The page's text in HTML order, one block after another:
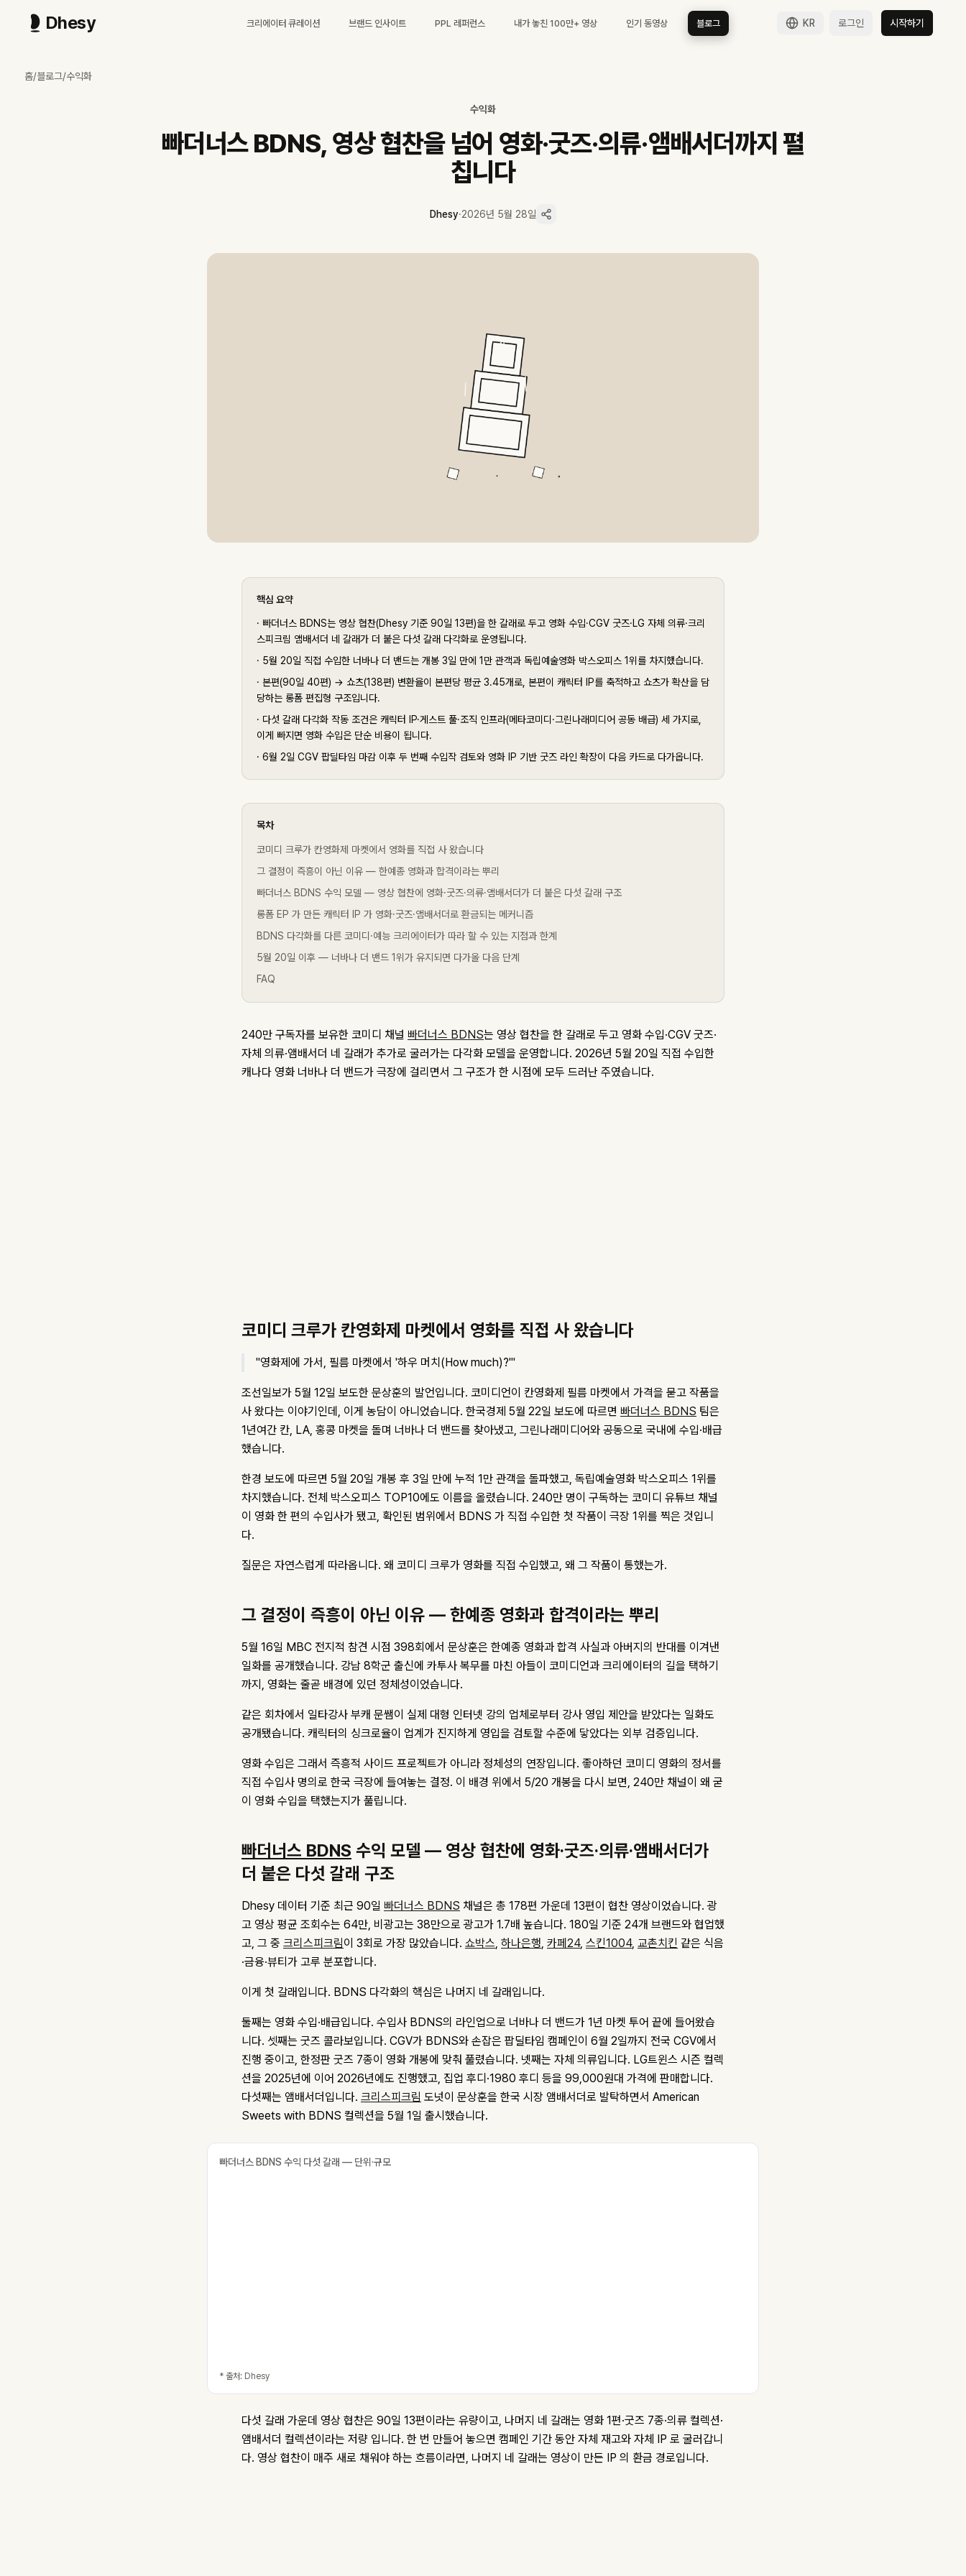
Dhesy 크리에이터 큐레이션 브랜드 인사이트 PPL 레퍼런스 내가 놓친 100만+ 영상 인기 동영상 블로그 KR 로그인 시작하기
240만 코미디 채널 빠더너스가 칸 마켓에서 영화를 직접 수입했습니다. 5월 20일 너바나 더 밴드 개봉을 분기점으로 영상 협찬·영화·CGV 굿즈·LG 의류·크리스피크림 앰배서더 다섯 갈래가 동시에 굴러간 BDNS 다
5월 20일 직접 수입한 너바나 더 밴드는 개봉 3일 만에 1만 관객과 독립예술영화 박스오피스 1위를 차지했습니다.
다섯 갈래 다각화 작동 조건은 캐릭터 IP·게스트 풀·조직 인프라(메타코미디·그린나래미디어 공동 배급) 세 가지로, 이게 빠지면 영화 수입은 단순 비용이 됩니다.
6월 2일 CGV 팝딜타임 마감 이후 두 번째 수입작 검토와 영화 IP 기반 굿즈 라인 확장이 다음 카드로 다가옵니다.
홈/블로그/수익화
수익화
빠더너스 BDNS, 영상 협찬을 넘어 영화·굿즈·의류·앰배서더까지 펼
칩니다
Dhesy·2026년 5월 28일
핵심 요약
· 빠더너스 BDNS는 영상 협찬(Dhesy 기준 90일 13편)을 한 갈래로 두고 영화 수입·CGV 굿즈·LG 자체 의류·크리
스피크림 앰배서더 네 갈래가 더 붙은 다섯 갈래 다각화로 운영됩니다.
· 5월 20일 직접 수입한 너바나 더 밴드는 개봉 3일 만에 1만 관객과 독립예술영화 박스오피스 1위를 차지했습니다.
· 본편(90일 40편) → 쇼츠(138편) 변환율이 본편당 평균 3.45개로, 본편이 캐릭터 IP를 축적하고 쇼츠가 확산을 담
당하는 롱폼 편집형 구조입니다.
· 다섯 갈래 다각화 작동 조건은 캐릭터 IP·게스트 풀·조직 인프라(메타코미디·그린나래미디어 공동 배급) 세 가지로,
이게 빠지면 영화 수입은 단순 비용이 됩니다.
· 6월 2일 CGV 팝딜타임 마감 이후 두 번째 수입작 검토와 영화 IP 기반 굿즈 라인 확장이 다음 카드로 다가옵니다.
목차
코미디 크루가 칸영화제 마켓에서 영화를 직접 사 왔습니다
그 결정이 즉흥이 아닌 이유 — 한예종 영화과 합격이라는 뿌리
빠더너스 BDNS 수익 모델 — 영상 협찬에 영화·굿즈·의류·앰배서더가 더 붙은 다섯 갈래 구조
롱폼 EP 가 만든 캐릭터 IP 가 영화·굿즈·앰배서더로 환금되는 메커니즘
BDNS 다각화를 다른 코미디·예능 크리에이터가 따라 할 수 있는 지점과 한계
5월 20일 이후 — 너바나 더 밴드 1위가 유지되면 다가올 다음 단계
FAQ
240만 구독자를 보유한 코미디 채널 빠더너스 BDNS는 영상 협찬을 한 갈래로 두고 영화 수입·CGV 굿즈·
자체 의류·앰배서더 네 갈래가 추가로 굴러가는 다각화 모델을 운영합니다. 2026년 5월 20일 직접 수입한
캐나다 영화 너바나 더 밴드가 극장에 걸리면서 그 구조가 한 시점에 모두 드러난 주였습니다.
코미디 크루가 칸영화제 마켓에서 영화를 직접 사 왔습니다
"영화제에 가서, 필름 마켓에서 '하우 머치(How much)?'"
조선일보가 5월 12일 보도한 문상훈의 발언입니다. 코미디언이 칸영화제 필름 마켓에서 가격을 묻고 작품을
사 왔다는 이야기인데, 이게 농담이 아니었습니다. 한국경제 5월 22일 보도에 따르면 빠더너스 BDNS 팀은
1년여간 칸, LA, 홍콩 마켓을 돌며 너바나 더 밴드를 찾아냈고, 그린나래미디어와 공동으로 국내에 수입·배급
했습니다.
한경 보도에 따르면 5월 20일 개봉 후 3일 만에 누적 1만 관객을 돌파했고, 독립예술영화 박스오피스 1위를
차지했습니다. 전체 박스오피스 TOP10에도 이름을 올렸습니다. 240만 명이 구독하는 코미디 유튜브 채널
이 영화 한 편의 수입사가 됐고, 확인된 범위에서 BDNS 가 직접 수입한 첫 작품이 극장 1위를 찍은 것입니
다.
질문은 자연스럽게 따라옵니다. 왜 코미디 크루가 영화를 직접 수입했고, 왜 그 작품이 통했는가.
그 결정이 즉흥이 아닌 이유 — 한예종 영화과 합격이라는 뿌리
5월 16일 MBC 전지적 참견 시점 398회에서 문상훈은 한예종 영화과 합격 사실과 아버지의 반대를 이겨낸
일화를 공개했습니다. 강남 8학군 출신에 카투사 복무를 마친 아들이 코미디언과 크리에이터의 길을 택하기
까지, 영화는 줄곧 배경에 있던 정체성이었습니다.
같은 회차에서 일타강사 부캐 문쌤이 실제 대형 인터넷 강의 업체로부터 강사 영입 제안을 받았다는 일화도
공개됐습니다. 캐릭터의 싱크로율이 업계가 진지하게 영입을 검토할 수준에 닿았다는 외부 검증입니다.
영화 수입은 그래서 즉흥적 사이드 프로젝트가 아니라 정체성의 연장입니다. 좋아하던 코미디 영화의 정서를
직접 수입사 명의로 한국 극장에 들여놓는 결정. 이 배경 위에서 5/20 개봉을 다시 보면, 240만 채널이 왜 굳
이 영화 수입을 택했는지가 풀립니다.
빠더너스 BDNS 수익 모델 — 영상 협찬에 영화·굿즈·의류·앰배서더가
더 붙은 다섯 갈래 구조
Dhesy 데이터 기준 최근 90일 빠더너스 BDNS 채널은 총 178편 가운데 13편이 협찬 영상이었습니다. 광
고 영상 평균 조회수는 64만, 비광고는 38만으로 광고가 1.7배 높습니다. 180일 기준 24개 브랜드와 협업했
고, 그 중 크리스피크림이 3회로 가장 많았습니다. 쇼박스, 하나은행, 카페24, 스킨1004, 교촌치킨 같은 식음
·금융·뷰티가 고루 분포합니다.
이게 첫 갈래입니다. BDNS 다각화의 핵심은 나머지 네 갈래입니다.
둘째는 영화 수입·배급입니다. 수입사 BDNS의 라인업으로 너바나 더 밴드가 1년 마켓 투어 끝에 들어왔습
니다. 셋째는 굿즈 콜라보입니다. CGV가 BDNS와 손잡은 팝딜타임 캠페인이 6월 2일까지 전국 CGV에서
진행 중이고, 한정판 굿즈 7종이 영화 개봉에 맞춰 풀렸습니다. 넷째는 자체 의류입니다. LG트윈스 시즌 컬렉
션을 2025년에 이어 2026년에도 진행했고, 집업 후디·1980 후디 등을 99,000원대 가격에 판매합니다.
다섯째는 앰배서더입니다. 크리스피크림 도넛이 문상훈을 한국 시장 앰배서더로 발탁하면서 American
Sweets with BDNS 컬렉션을 5월 1일 출시했습니다.
빠더너스 BDNS 수익 다섯 갈래 — 단위·규모
* 출처: Dhesy
다섯 갈래 가운데 영상 협찬은 90일 13편이라는 유량이고, 나머지 네 갈래는 영화 1편·굿즈 7종·의류 컬렉션·
앰배서더 컬렉션이라는 저량 입니다. 한 번 만들어 놓으면 캠페인 기간 동안 자체 재고와 자체 IP 로 굴러갑니
다. 영상 협찬이 매주 새로 채워야 하는 흐름이라면, 나머지 네 갈래는 영상이 만든 IP 의 환금 경로입니다.